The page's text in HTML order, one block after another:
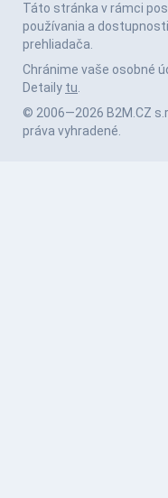
Táto stránka v rámci
používania a
prehliadača.
Chránime vaše osobné
Detaily tu.
© 2006—2026 B2M.CZ
práva vyhradené.